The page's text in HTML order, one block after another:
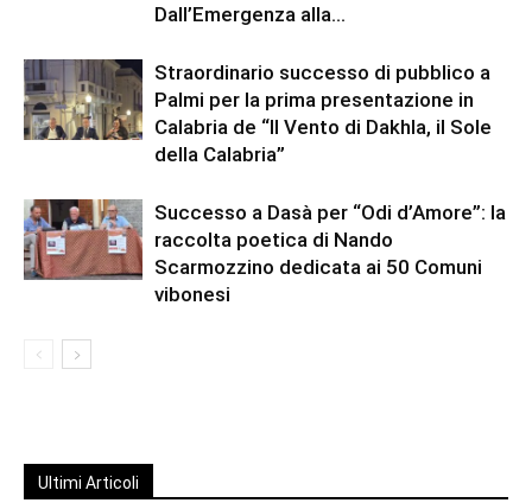
Dall’Emergenza alla...
Straordinario successo di pubblico a
Palmi per la prima presentazione in
Calabria de “Il Vento di Dakhla, il Sole
della Calabria”
Successo a Dasà per “Odi d’Amore”: la
raccolta poetica di Nando
Scarmozzino dedicata ai 50 Comuni
vibonesi
Ultimi Articoli